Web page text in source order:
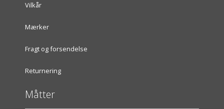
Vilkår
Mærker
Fragt og forsendelse
Returnering
Måtter